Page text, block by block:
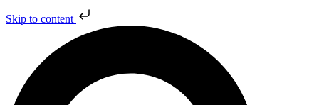
Skip to content